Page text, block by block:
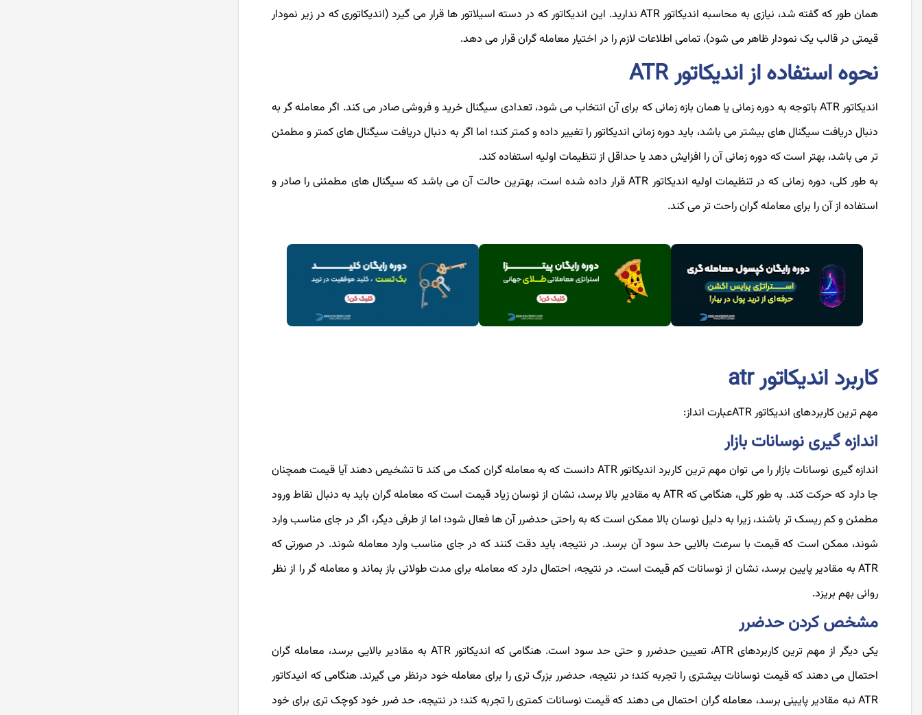
همان طور که گفته شد، نیازی به محاسبه اندیکاتور ATR ندارید. این اندیکاتور که در دسته اسیلاتور ها قرار می گیرد (اندیکاتوری که در زیر نمودار
قیمتی در قالب یک نمودار ظاهر می شود)، تمامی اطلاعات لازم را در اختیار معامله گران قرار می دهد.
نحوه استفاده از اندیکاتور ATR
اندیکاتور ATR باتوجه به دوره زمانی یا همان بازه زمانی که برای آن انتخاب می شود، تعدادی سیگنال خرید و فروشی صادر می کند. اگر معامله گر به
دنبال دریافت سیگنال های بیشتر می باشد، باید دوره زمانی اندیکاتور را تغییر داده و کمتر کند؛ اما اگر به دنبال دریافت سیگنال های کمتر و مطمئن
تر می باشد، بهتر است که دوره زمانی آن را افزایش دهد یا حداقل از تنظیمات اولیه استفاده کند.
به طور کلی، دوره زمانی که در تنظیمات اولیه اندیکاتور ATR قرار داده شده است، بهترین حالت آن می باشد که سیگنال های مطمئنی را صادر و
استفاده از آن را برای معامله گران راحت تر می کند.
کاربرد اندیکاتور atr
مهم ‌ترین کاربردهای اندیکاتور ATRعبارت انداز:
اندازه گیری نوسانات بازار
اندازه گیری نوسانات بازار را می توان مهم ترین کاربرد اندیکاتور ATR دانست که به معامله گران کمک می کند تا تشخیص دهند آیا قیمت همچنان
جا دارد که حرکت کند. به طور کلی، هنگامی که ATR به مقادیر بالا برسد، نشان از نوسان زیاد قیمت است که معامله گران باید به دنبال نقاط ورود
مطمئن و کم ریسک تر باشند، زیرا به دلیل نوسان بالا ممکن است که به راحتی حدضرر آن ها فعال شود؛ اما از طرفی دیگر، اگر در جای مناسب وارد
شوند، ممکن است که قیمت با سرعت بالایی حد سود آن برسد. در نتیجه، باید دقت کنند که در جای مناسب وارد معامله شوند. در صورتی که
ATR به مقادیر پایین برسد، نشان از نوسانات کم قیمت است. در نتیجه، احتمال دارد که معامله برای مدت طولانی باز بماند و معامله گر را از نظر
روانی بهم بریزد.
مشخص کردن حدضرر
یکی دیگر از مهم ترین کاربردهای ATR، تعیین حدضرر و حتی حد سود است. هنگامی که اندیکاتور ATR به مقادیر بالایی برسد، معامله‌ گران
احتمال می دهند که قیمت نوسانات بیشتری را تجربه کند؛ در نتیجه، حدضرر بزرگ تری را برای معامله خود درنظر می گیرند. هنگامی که انیدکاتور
ATR نبه مقادیر پایینی برسد، معامله گران احتمال می دهند که قیمت نوسانات کمتری را تجربه کند؛ در نتیجه، حد ضرر خود کوچک تری برای خود